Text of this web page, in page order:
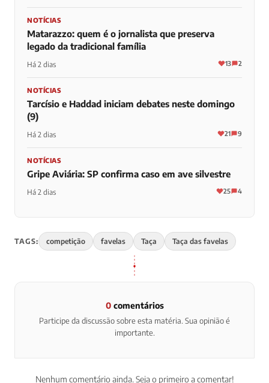
NOTÍCIAS
Matarazzo: quem é o jornalista que preserva
legado da tradicional família
Há 2 dias 13 2
NOTÍCIAS
Tarcísio e Haddad iniciam debates neste domingo
(9)
Há 2 dias 21 9
NOTÍCIAS
Gripe Aviária: SP confirma caso em ave silvestre
Há 2 dias 25 4
TAGS: competição favelas Taça Taça das favelas
0comentários
Participe da discussão sobre esta matéria. Sua opinião é
importante.
Nenhum comentário ainda. Seja o primeiro a comentar!